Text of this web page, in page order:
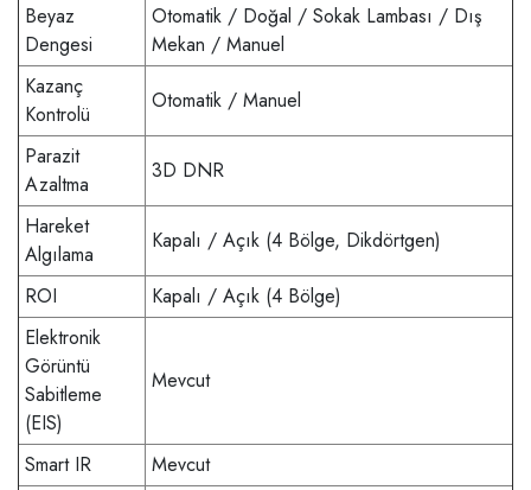
Beyaz
Dengesi
Otomatik / Doğal / Sokak Lambası / Dış
Mekan / Manuel
Kazanç
Kontrolü
Otomatik / Manuel
Parazit
Azaltma
3D DNR
Hareket
Algılama
Kapalı / Açık (4 Bölge, Dikdörtgen)
ROI
Kapalı / Açık (4 Bölge)
Elektronik
Görüntü
Sabitleme
(EIS)
Mevcut
Smart IR
Mevcut